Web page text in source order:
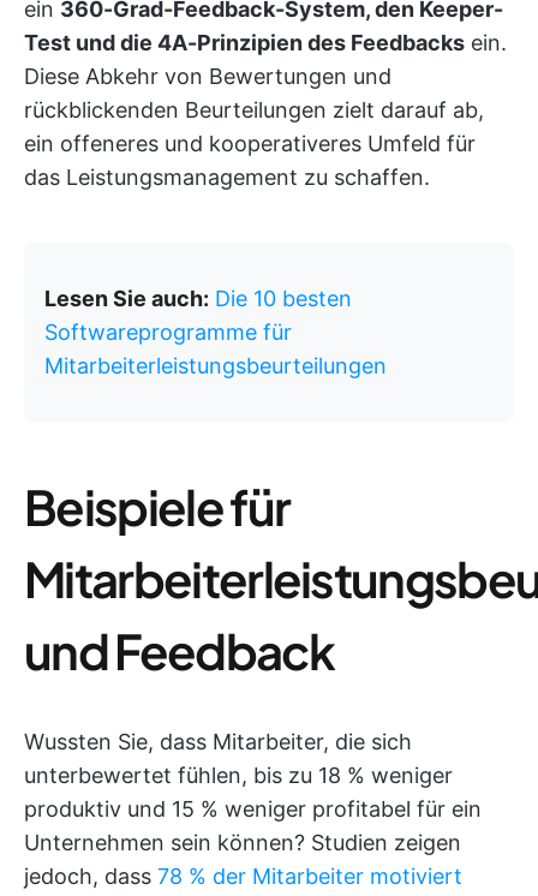
ein 360-Grad-Feedback-System, den Keeper-
Test und die 4A-Prinzipien des Feedbacks ein.
Diese Abkehr von Bewertungen und
rückblickenden Beurteilungen zielt darauf ab,
ein offeneres und kooperativeres Umfeld für
das Leistungsmanagement zu schaffen.
Lesen Sie auch: Die 10 besten
Softwareprogramme für
Mitarbeiterleistungsbeurteilungen
Beispiele für
und Feedback
Wussten Sie, dass Mitarbeiter, die sich
unterbewertet fühlen, bis zu 18 % weniger
produktiv und 15 % weniger profitabel für ein
Unternehmen sein können? Studien zeigen
jedoch, dass 78 % der Mitarbeiter motiviert